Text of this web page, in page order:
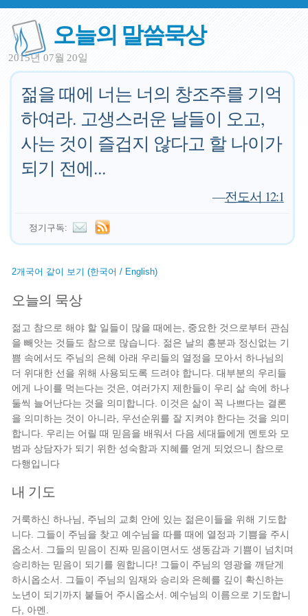
오늘의 말씀묵상
2015년 07월 20일
젊을 때에 너는 너의 창조주를 기억
하여라. 고생스러운 날들이 오고,
사는 것이 즐겁지 않다고 할 나이가
되기 전에...
—전도서 12:1
정기구독:
2개국어 같이 보기 (한국어 / English)
오늘의 묵상
젊고 참으로 해야 할 일들이 많을 때에는, 중요한 것으로부터 관심
을 빼앗는 것들도 참으로 많습니다. 젊은 날의 흥분과 정신없는 기
쁨 속에서도 주님의 은혜 아래 우리들의 열정을 모아서 하나님의
더 위대한 선을 위해 사용되도록 드려야 합니다. 대부분의 우리들
에게 나이를 먹는다는 것은, 여러가지 제한들이 우리 삶 속에 하나
둘씩 늘어난다는 것을 의미합니다. 이것은 삶이 꼭 나쁘다는 결론
을 의미하는 것이 아니라, 우선순위를 잘 지켜야 한다는 것을 의미
합니다. 우리는 어릴 때 믿음을 배워서 다음 세대들에게 멘토와 모
범과 상담자가 되기 위한 성숙함과 지혜를 얻게 되었으니 참으로
다행입니다
내 기도
거룩하신 하나님, 주님의 교회 안에 있는 젊은이들을 위해 기도합
니다. 그들이 주님을 찾고 예수님을 따를 때에 열정과 기쁨을 주시
옵소서. 그들의 믿음이 진짜 믿음이면서도 생동감과 기쁨이 넘치며
승리하는 믿음이 되기를 원합니다! 그들이 주님의 영광을 깨닫게
하시옵소서. 그들이 주님의 임재와 승리와 은혜를 깊이 확신하는
노년이 되기까지 붙들어 주시옵소서. 예수님의 이름으로 기도합니
다, 아멘.